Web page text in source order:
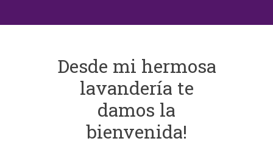
Desde mi hermosa
lavandería te
damos la
bienvenida!